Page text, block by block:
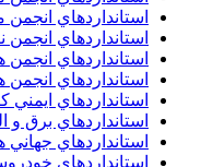
استانداردهاي
استانداردهاي
استانداردهاي
استانداردهاي انجمن
استانداردهاي ايمني
استانداردهاي برق و
استانداردهاي جهاني
استانداردهاي